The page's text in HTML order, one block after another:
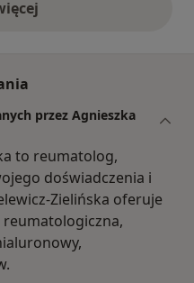
powyżej
przez Agnieszka
to reumatolog,
doświadczenia i
Zielińska oferuje
reumatologiczna,